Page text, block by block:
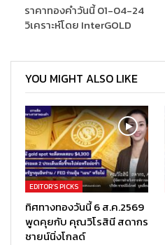
ราคาทองคำวันนี้ 01-04-24
วิเคราะห์โดย InterGOLD
YOU MIGHT ALSO LIKE
EDITOR’S PICKS
ทิศทางทองวันนี้ 6 ส.ค.2569
พูดคุยกับ คุณวิโรสินี สดากร
ชายน์นิ่งโกลด์